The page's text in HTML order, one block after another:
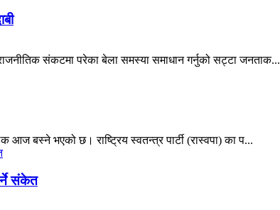
संकटमा परेका बेला समस्या समाधान गर्नुको सट्टा जनताक...
आज बस्ने भएको छ। राष्ट्रिय स्वतन्त्र पार्टी (रास्वपा) का प...
संकेत